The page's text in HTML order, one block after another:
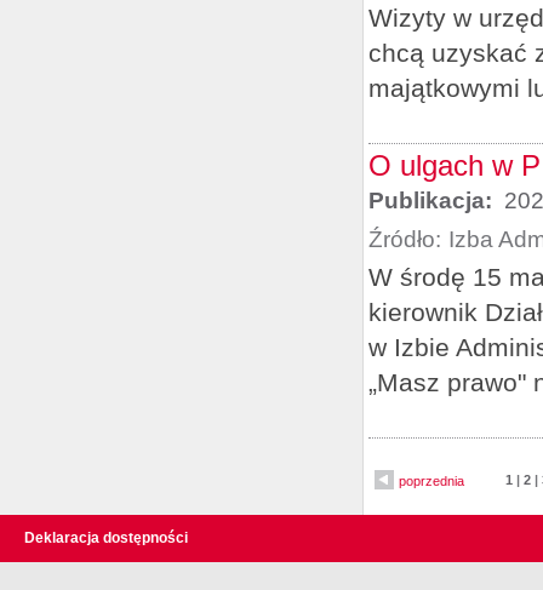
Wizyty w
chcą uzyskać
majątkowymi
O ulgach w
Publikacja:
Źródło: Izba
W środę 15
kierownik
w Izbie
„Masz prawo"
poprzednia 1 | 2|
Deklaracja dostępności